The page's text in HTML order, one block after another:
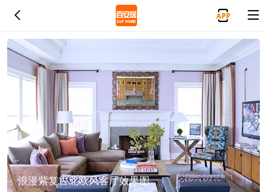
浪漫紫复古北欧风客厅效果图